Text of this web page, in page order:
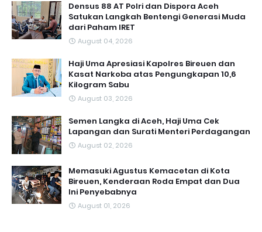
Densus 88 AT Polri dan Dispora Aceh
Satukan Langkah Bentengi Generasi Muda
dari Paham IRET
August 04, 2026
Haji Uma Apresiasi Kapolres Bireuen dan
Kasat Narkoba atas Pengungkapan 10,6
Kilogram Sabu
August 03, 2026
Semen Langka di Aceh, Haji Uma Cek
Lapangan dan Surati Menteri Perdagangan
August 02, 2026
Memasuki Agustus Kemacetan di Kota
Bireuen, Kenderaan Roda Empat dan Dua
Ini Penyebabnya
August 01, 2026